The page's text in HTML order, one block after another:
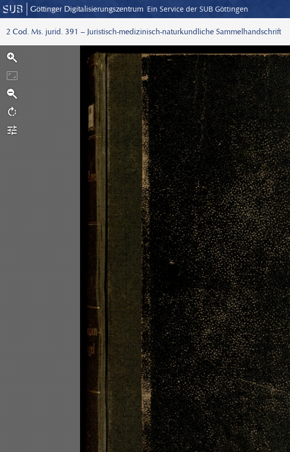
Göttinger Digitalisierungszentrum Ein Service der SUB Göttingen
2 Cod. Ms. jurid. 391 – Juristisch-medizinisch-naturkundliche Sammelhandschrift